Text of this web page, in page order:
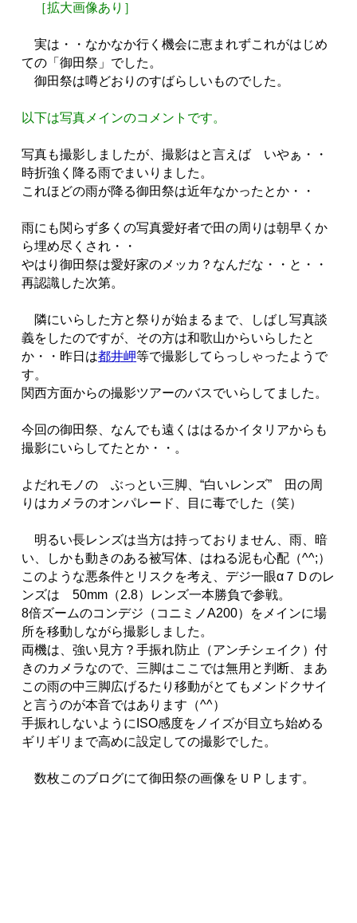
［拡大画像あり］
実は・・なかなか行く機会に恵まれずこれがはじめ
ての「御田祭」でした。
御田祭は噂どおりのすばらしいものでした。
以下は写真メインのコメントです。
写真も撮影しましたが、撮影はと言えば いやぁ・・
時折強く降る雨でまいりました。
これほどの雨が降る御田祭は近年なかったとか・・
雨にも関らず多くの写真愛好者で田の周りは朝早くか
ら埋め尽くされ・・
やはり御田祭は愛好家のメッカ？なんだな・・と・・
再認識した次第。
隣にいらした方と祭りが始まるまで、しばし写真談
義をしたのですが、その方は和歌山からいらしたと
か・・昨日は都井岬等で撮影してらっしゃったようで
す。
関西方面からの撮影ツアーのバスでいらしてました。
今回の御田祭、なんでも遠くははるかイタリアからも
撮影にいらしてたとか・・。
よだれモノの ぶっとい三脚、“白いレンズ” 田の周
りはカメラのオンパレード、目に毒でした（笑）
明るい長レンズは当方は持っておりません、雨、暗
い、しかも動きのある被写体、はねる泥も心配（^^;）
このような悪条件とリスクを考え、デジ一眼α７Ｄのレ
ンズは 50mm（2.8）レンズ一本勝負で参戦。
8倍ズームのコンデジ（コニミノA200）をメインに場
所を移動しながら撮影しました。
両機は、強い見方？手振れ防止（アンチシェイク）付
きのカメラなので、三脚はここでは無用と判断、まあ
この雨の中三脚広げるたり移動がとてもメンドクサイ
と言うのが本音ではあります（^^）
手振れしないようにISO感度をノイズが目立ち始める
ギリギリまで高めに設定しての撮影でした。
数枚このブログにて御田祭の画像をＵＰします。